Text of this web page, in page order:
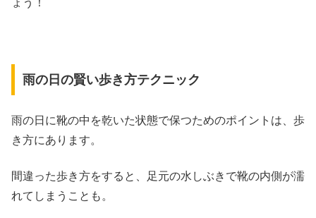
ょう！
雨の日の賢い歩き方テクニック
雨の日に靴の中を乾いた状態で保つためのポイントは、歩
き方にあります。
間違った歩き方をすると、足元の水しぶきで靴の内側が濡
れてしまうことも。